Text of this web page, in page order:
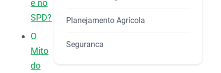
e no
SPD?
O
Mito
do
Planejamento Agrícola
Seguranca